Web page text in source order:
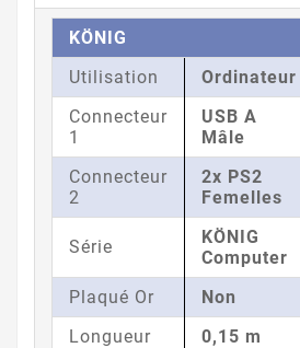
KÖNIG
Utilisation
Ordinateur
Connecteur
1
USB A
Mâle
Connecteur
2
2x PS2
Femelles
Série
KÖNIG
Computer
Plaqué Or
Non
Longueur
0,15 m